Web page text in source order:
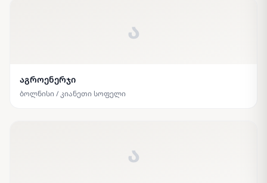
ა
აგროენერჯი
ბოლნისი / კიანეთი სოფელი
ა